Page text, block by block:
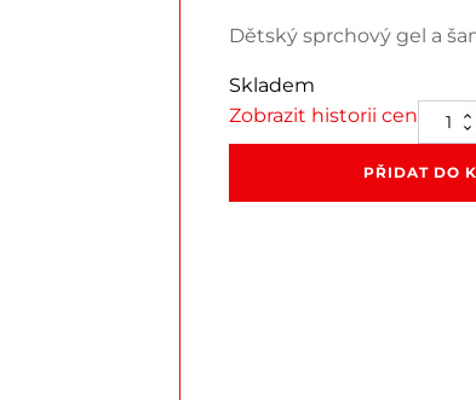
Dětský sprchový gel a
Skladem
Zobrazit historii cen Subrina
Dětský
PŘIDAT DO